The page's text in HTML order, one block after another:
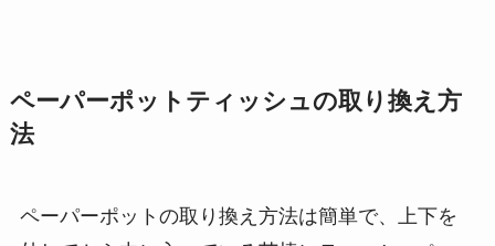
ペーパーポットティッシュの取り換え方
法
ペーパーポットの取り換え方法は簡単で、上下を